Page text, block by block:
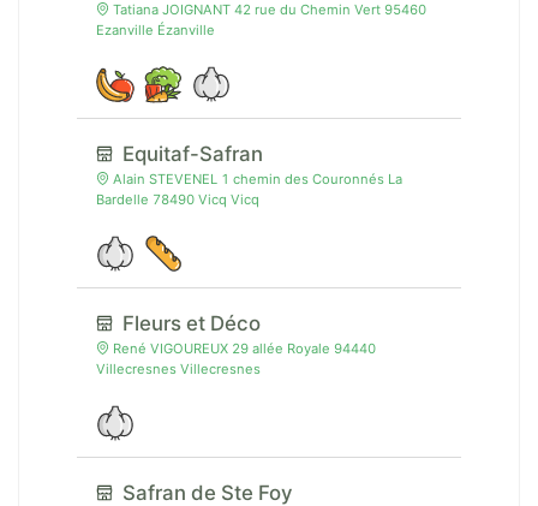
Tatiana JOIGNANT 42 rue du Chemin Vert 95460
Ezanville Ézanville
Equitaf-Safran
Alain STEVENEL 1 chemin des Couronnés La
Bardelle 78490 Vicq Vicq
Fleurs et Déco
René VIGOUREUX 29 allée Royale 94440
Villecresnes Villecresnes
Safran de Ste Foy